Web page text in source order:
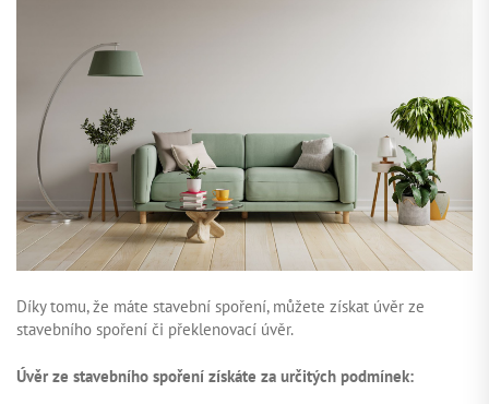
Díky tomu, že máte stavební spoření, můžete získat úvěr ze
stavebního spoření či překlenovací úvěr.
Úvěr ze stavebního spoření získáte za určitých podmínek: